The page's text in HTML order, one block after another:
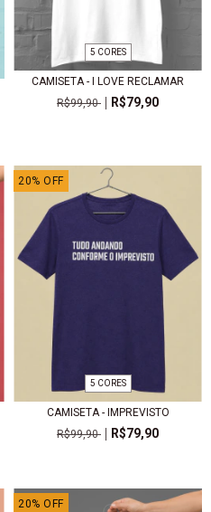
5 CORES
CAMISETA - I LOVE RECLAMAR
R$99,90
R$79,90
20% OFF
5 CORES
CAMISETA - IMPREVISTO
R$99,90
R$79,90
20% OFF